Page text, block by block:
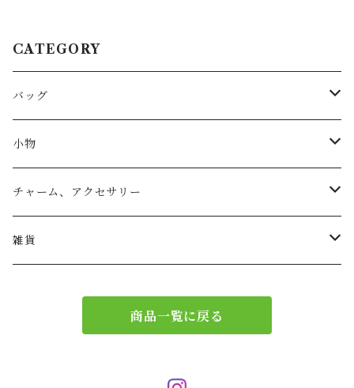
CATEGORY
バッグ
トートバッグ
リュック
ショルダー
小物
小物入れ
チャーム、アクセサリー
バッグチャーム
雑貨
商品一覧に戻る